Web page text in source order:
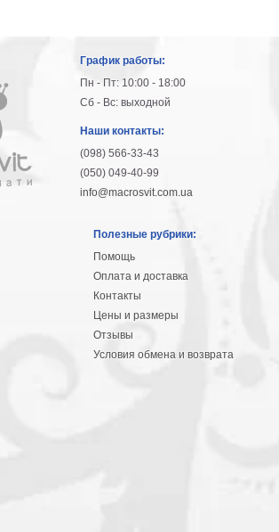
График работы:
Пн - Пт: 10:00 - 18:00
Сб - Вс: выходной
Наши контакты:
(098) 566-33-43
(050) 049-40-99
info@macrosvit.com.ua
Полезные рубрики:
Помощь
Оплата и доставка
Контакты
Цены и размеры
Отзывы
Условия обмена и возврата